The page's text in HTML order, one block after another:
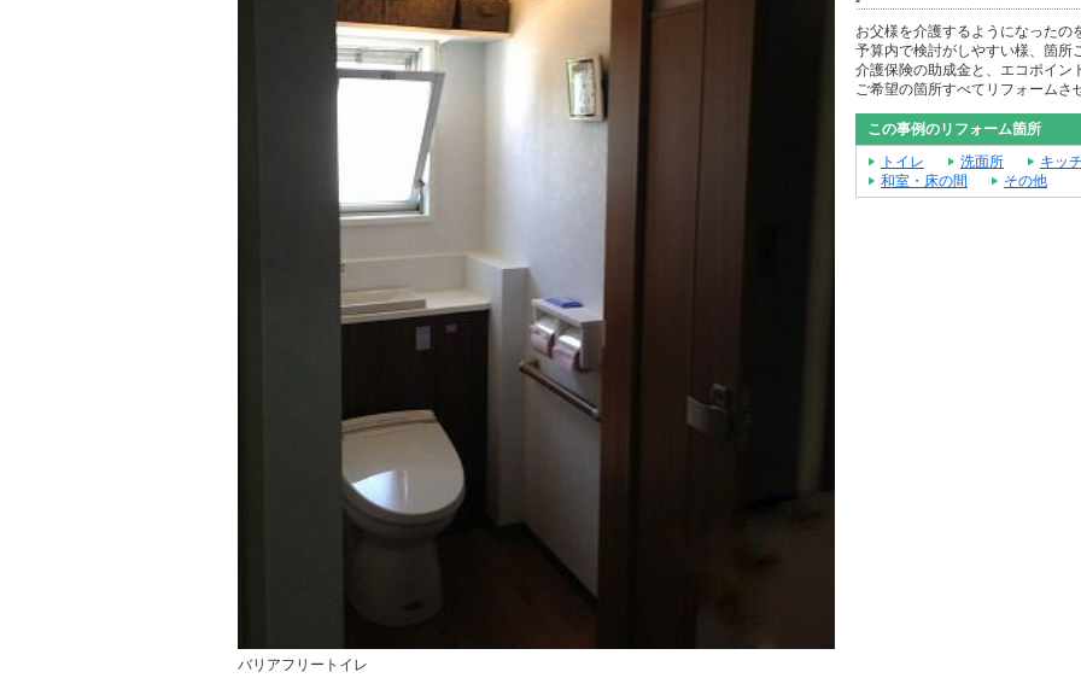
お父様を介護するようになったの
予算内で検討がしやすい様、箇所
介護保険の助成金と、エコポイン
ご希望の箇所すべてリフォームさ
この事例のリフォーム箇所
トイレ
洗面所
キッ
和室・床の間
その他
バリアフリートイレ